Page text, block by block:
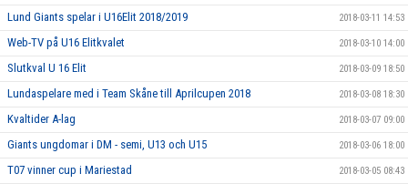
Lund Giants spelar i U16Elit 2018/2019 2018-03-11 14:53
Web-TV på U16 Elitkvalet 2018-03-10 14:00
Slutkval U 16 Elit 2018-03-09 18:50
Lundaspelare med i Team Skåne till Aprilcupen 2018 2018-03-08 18:30
Kvaltider A-lag 2018-03-07 09:00
Giants ungdomar i DM - semi, U13 och U15 2018-03-06 18:00
T07 vinner cup i Mariestad 2018-03-05 08:43